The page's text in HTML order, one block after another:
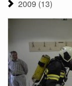
2009 (13)